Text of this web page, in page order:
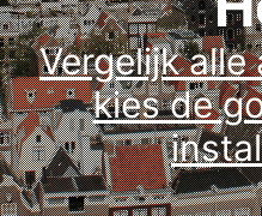
Vergelijk
kies de